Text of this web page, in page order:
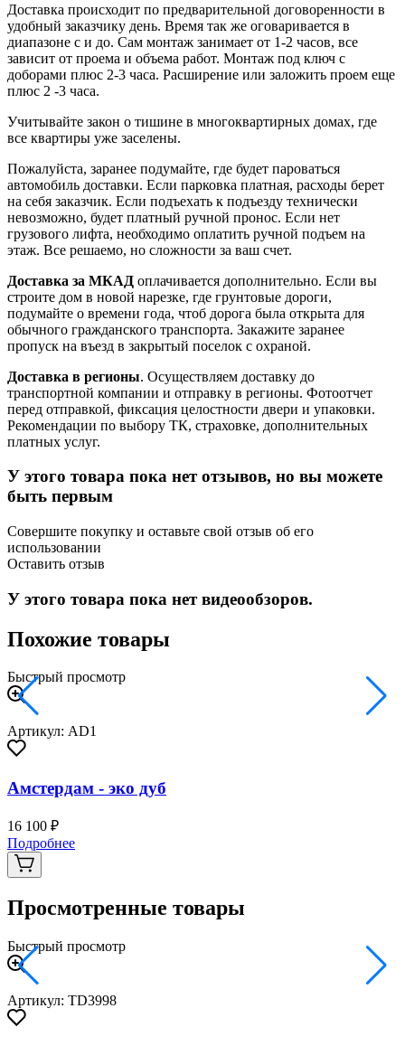
Доставка происходит по предварительной договоренности в
удобный заказчику день. Время так же оговаривается в
диапазоне с и до. Сам монтаж занимает от 1-2 часов, все
зависит от проема и объема работ. Монтаж под ключ с
доборами плюс 2-3 часа. Расширение или заложить проем еще
плюс 2 -3 часа.
Учитывайте закон о тишине в многоквартирных домах, где
все квартиры уже заселены.
Пожалуйста, заранее подумайте, где будет пароваться
автомобиль доставки. Если парковка платная, расходы берет
на себя заказчик. Если подъехать к подъезду технически
невозможно, будет платный ручной пронос. Если нет
грузового лифта, необходимо оплатить ручной подъем на
этаж. Все решаемо, но сложности за ваш счет.
Доставка за МКАД оплачивается дополнительно. Если вы
строите дом в новой нарезке, где грунтовые дороги,
подумайте о времени года, чтоб дорога была открыта для
обычного гражданского транспорта. Закажите заранее
пропуск на въезд в закрытый поселок с охраной.
Доставка в регионы. Осуществляем доставку до
транспортной компании и отправку в регионы. Фотоотчет
перед отправкой, фиксация целостности двери и упаковки.
Рекомендации по выбору ТК, страховке, дополнительных
платных услуг.
У этого товара пока нет отзывов, но вы можете
быть первым
Совершите покупку и оставьте свой отзыв об его
использовании
Оставить отзыв
У этого товара пока нет видеообзоров.
Похожие товары
Быстрый просмотр
Артикул: AD1
Амстердам - эко дуб
16 100 ₽
Подробнее
Просмотренные товары
Быстрый просмотр
Артикул: TD3998